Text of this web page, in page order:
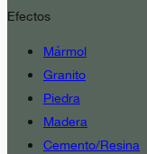
Efectos
Mármol
Granito
Piedra
Madera
Cemento/Resina